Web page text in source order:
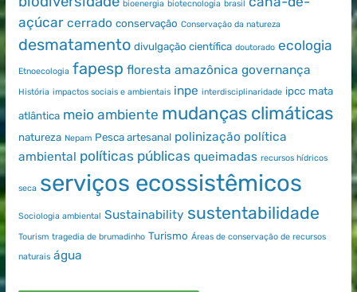
bioenergia biotecnologia brasil
açúcar cerrado conservação Conservação da natureza
desmatamento divulgação científica doutorado ecologia
Etnoecologia fapesp floresta amazônica governança
História impactos sociais e ambientais inpe interdisciplinaridade ipcc mata
atlântica meio ambiente mudanças climáticas
natureza Nepam Pesca artesanal polinização política
ambiental políticas públicas queimadas recursos hídricos
seca serviços ecossistêmicos
Sociologia ambiental Sustainability sustentabilidade
Tourism tragedia de brumadinho Turismo Áreas de conservação de recursos
naturais água